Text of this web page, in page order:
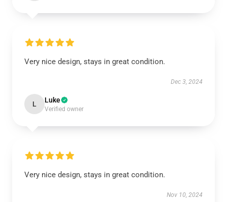
Very nice design, stays in great condition.
Dec 3, 2024
L Luke
Verified owner
Very nice design, stays in great condition.
Nov 10, 2024